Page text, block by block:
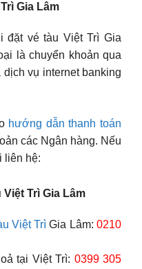
Gia Lâm
đặt vé tàu Việt Trì Gia
là chuyển khoản qua
dịch vụ internet banking
hướng dẫn thanh toán
các Ngân hàng. Nếu
liên hệ:
Trì Gia Lâm
Việt Trì Gia Lâm:0210
tại Việt Trì: 0399 305